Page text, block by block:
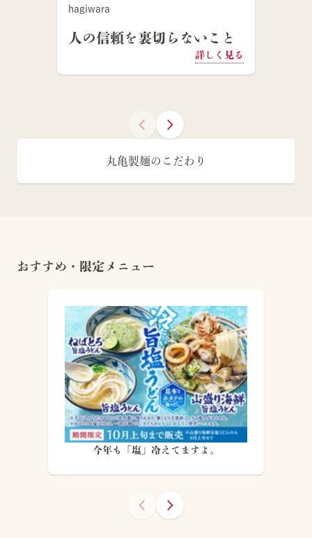
hagiwara
人の信頼を裏切らないこと
詳しく見る
丸亀製麺のこだわり
おすすめ・限定メニュー
今年も「塩」冷えてますよ。